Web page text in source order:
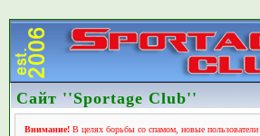
Сайт ''Sportage Club''
Внимание!В целях борьбы со спамом, новые пользователи